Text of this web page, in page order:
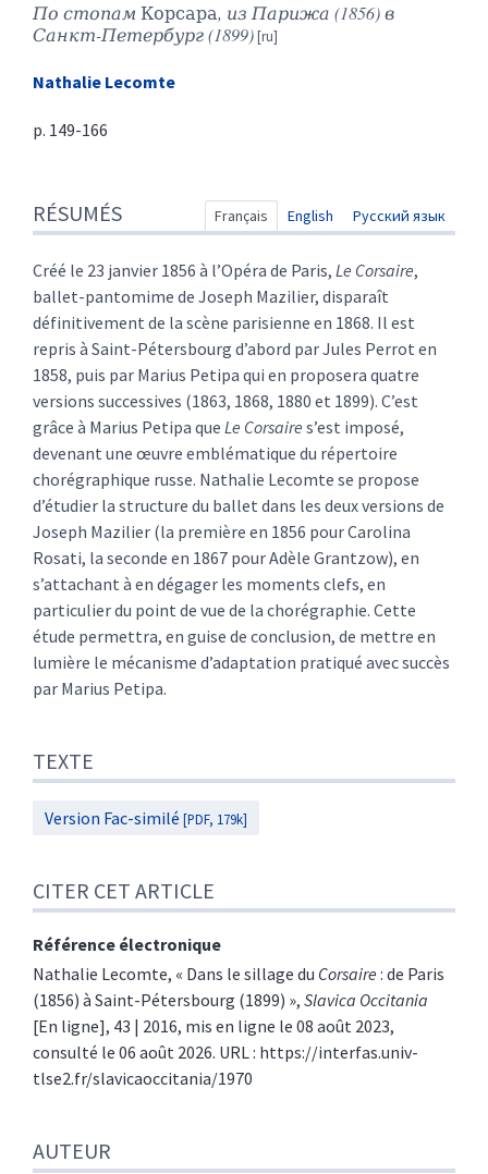
По стопам Корсара, из Парижа (1856) в
Санкт-Петербург (1899)
Nathalie Lecomte
p. 149-166
Texte
Citer cet article
Auteur
RÉSUMÉS Français English Русский язык
Créé le 23 janvier 1856 à l’Opéra de Paris, Le Corsaire,
ballet-pantomime de Joseph Mazilier, disparaît
définitivement de la scène parisienne en 1868. Il est
repris à Saint-Pétersbourg d’abord par Jules Perrot en
1858, puis par Marius Petipa qui en proposera quatre
versions successives (1863, 1868, 1880 et 1899). C’est
grâce à Marius Petipa que Le Corsaire s’est imposé,
devenant une œuvre emblématique du répertoire
chorégraphique russe. Nathalie Lecomte se propose
d’étudier la structure du ballet dans les deux versions de
Joseph Mazilier (la première en 1856 pour Carolina
Rosati, la seconde en 1867 pour Adèle Grantzow), en
s’attachant à en dégager les moments clefs, en
particulier du point de vue de la chorégraphie. Cette
étude permettra, en guise de conclusion, de mettre en
lumière le mécanisme d’adaptation pratiqué avec succès
par Marius Petipa.
TEXTE
Version Fac-similé [PDF, 179k]
CITER CET ARTICLE
Référence électronique
Nathalie Lecomte, « Dans le sillage du Corsaire : de Paris
(1856) à Saint-Pétersbourg (1899) », Slavica Occitania
[En ligne], 43 | 2016, mis en ligne le 08 août 2023,
consulté le 06 août 2026. URL : https://interfas.univ-
tlse2.fr/slavicaoccitania/1970
AUTEUR